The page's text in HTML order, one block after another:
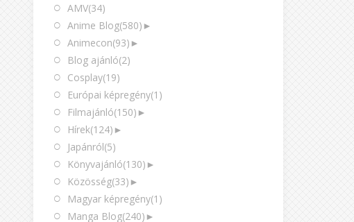
AMV(34)
Anime Blog(580) ►
Animecon(93) ►
Blog ajánló(2)
Cosplay(19)
Európai képregény(1)
Filmajánló(150) ►
Hírek(124) ►
Japánról(5)
Könyvajánló(130) ►
Közösség(33) ►
Magyar képregény(1)
Manga Blog(240) ►